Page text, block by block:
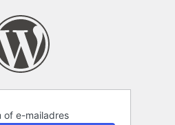
of e-mailadres